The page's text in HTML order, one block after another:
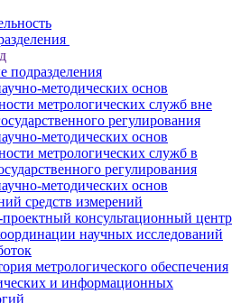
подразделения
методических основ
метрологических служб вне
регулирования
методических основ
метрологических служб в
регулирования
методических основ
средств измерений
консультационный центр
научных исследований
метрологического обеспечения
и информационных